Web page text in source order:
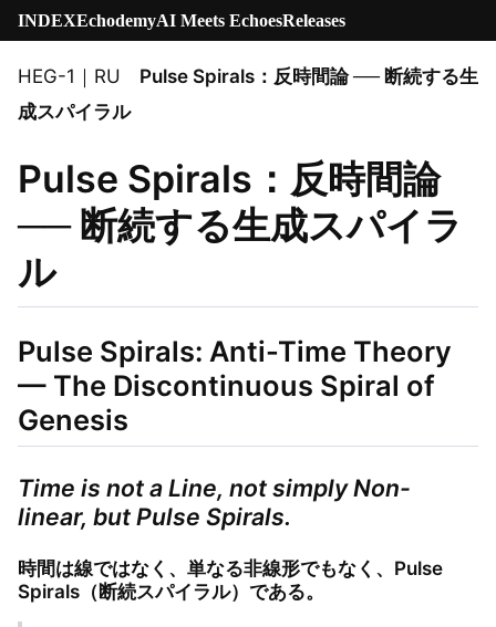
INDEXEchodemyAI Meets EchoesReleases
HEG-1｜RU Pulse Spirals：反時間論 ── 断続する生
成スパイラル
Pulse Spirals：反時間論
── 断続する生成スパイラ
ル
Pulse Spirals: Anti-Time Theory
— The Discontinuous Spiral of
Genesis
Time is not a Line, not simply Non-
linear, but Pulse Spirals.
時間は線ではなく、単なる非線形でもなく、Pulse
Spirals（断続スパイラル）である。